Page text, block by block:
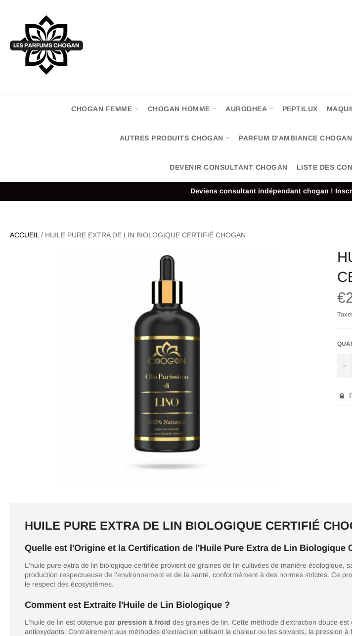
CHOGAN FEMME CHOGAN HOMME AURODHEA PEPTILUX
AUTRES PRODUITS CHOGAN PARFUM D'AMBIANCE CHOGAN
DEVENIR CONSULTANT CHOGAN LISTE DES
Deviens consultant indépendant chogan !
ACCUEIL / HUILE PURE EXTRA DE LIN BIOLOGIQUE CERTIFIÉ CHOGAN
Prix
−

HUILE PURE EXTRA DE LIN BIOLOGIQUE CERTIFIÉ
Quelle est l'Origine et la Certification de l'Huile Pure Extra de Lin Biologique
L'huile pure extra de lin biologique certifiée provient de graines de lin cultivées de manière
production respectueuse de l'environnement et de la santé, conformément à des normes strictes. Ce
le respect des écosystèmes.
Comment est Extraite l'Huile de Lin Biologique ?
L'huile de lin est obtenue par pression à froid des graines de lin. Cette méthode d'extraction douce
antioxydants. Contrairement aux méthodes d'extraction utilisant la chaleur ou les solvants, la pression